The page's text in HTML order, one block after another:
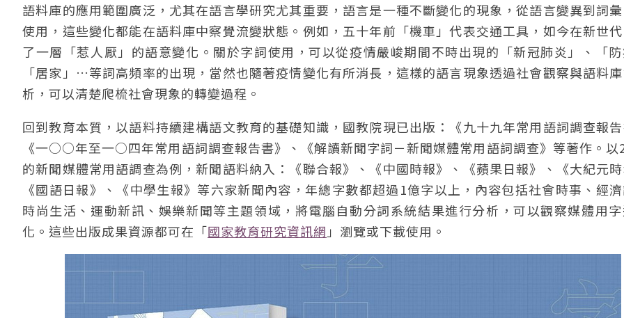
語料庫的應用範圍廣泛，尤其在語言學研究尤其重要，語言是一種不斷變化的現象，從語言變異到詞
使用，這些變化都能在語料庫中察覺流變狀態。例如，五十年前「機車」代表交通工具，如今在新世
了一層「惹人厭」的語意變化。關於字詞使用，可以從疫情嚴峻期間不時出現的「新冠肺炎」、「
「居家」…等詞高頻率的出現，當然也隨著疫情變化有所消長，這樣的語言現象透過社會觀察與語料
析，可以清楚爬梳社會現象的轉變過程。
回到教育本質，以語料持續建構語文教育的基礎知識，國教院現已出版：《九十九年常用語詞調查報
《一○○年至一○四年常用語詞調查報告書》、《解讀新聞字詞－新聞媒體常用語詞調查》等著作。以
的新聞媒體常用語調查為例，新聞語料納入：《聯合報》、《中國時報》、《蘋果日報》、《大紀元
《國語日報》、《中學生報》等六家新聞內容，年總字數都超過1億字以上，內容包括社會時事、經
時尚生活、運動新訊、娛樂新聞等主題領域，將電腦自動分詞系統結果進行分析，可以觀察媒體用
化。這些出版成果資源都可在「國家教育研究資訊網 」瀏覽或下載使用。